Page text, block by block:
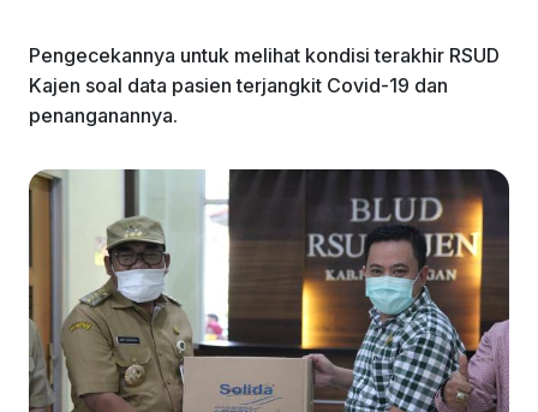
Pengecekannya untuk melihat kondisi terakhir RSUD
Kajen soal data pasien terjangkit Covid-19 dan
penanganannya.